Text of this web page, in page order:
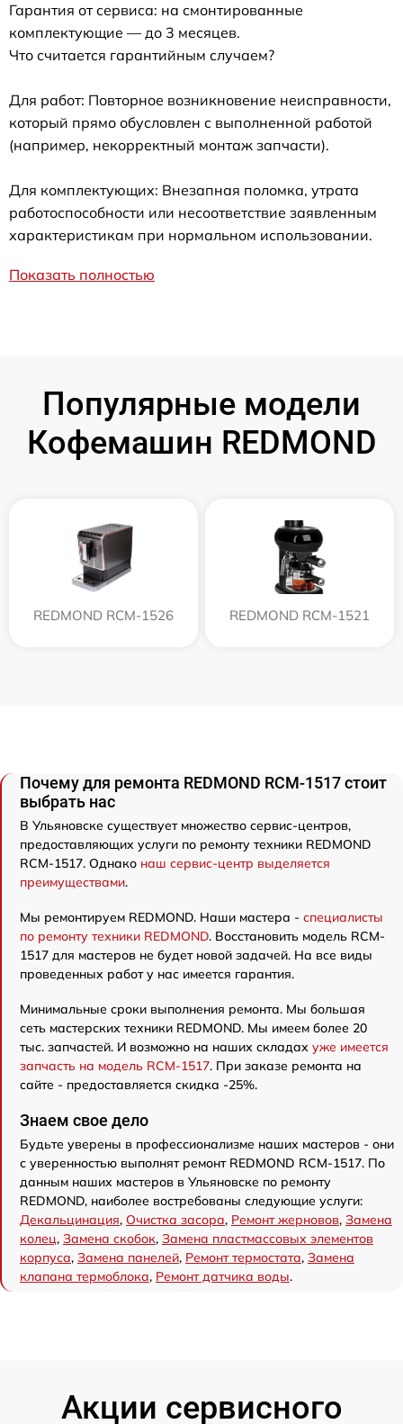
Гарантия от сервиса: на смонтированные
комплектующие — до 3 месяцев.
Что считается гарантийным случаем?
Для работ: Повторное возникновение неисправности,
который прямо обусловлен с выполненной работой
(например, некорректный монтаж запчасти).
Для комплектующих: Внезапная поломка, утрата
работоспособности или несоответствие заявленным
характеристикам при нормальном использовании.
Показать полностью
Популярные модели
Кофемашин REDMOND
REDMOND RCM-1526 REDMOND RCM-1521
Почему для ремонта REDMOND RCM-1517 стоит
выбрать нас
В Ульяновске существует множество сервис-центров,
предоставляющих услуги по ремонту техники REDMOND
RCM-1517. Однако наш сервис-центр выделяется
преимуществами.
Мы ремонтируем REDMOND. Наши мастера - специалисты
по ремонту техники REDMOND. Восстановить модель RCM-
1517 для мастеров не будет новой задачей. На все виды
проведенных работ у нас имеется гарантия.
Минимальные сроки выполнения ремонта. Мы большая
сеть мастерских техники REDMOND. Мы имеем более 20
тыс. запчастей. И возможно на наших складах уже имеется
запчасть на модель RCM-1517. При заказе ремонта на
сайте - предоставляется скидка -25%.
Знаем свое дело
Будьте уверены в профессионализме наших мастеров - они
с уверенностью выполнят ремонт REDMOND RCM-1517. По
данным наших мастеров в Ульяновске по ремонту
REDMOND, наиболее востребованы следующие услуги:
Декальцинация, Очистка засора, Ремонт жерновов, Замена
колец, Замена скобок, Замена пластмассовых элементов
корпуса, Замена панелей, Ремонт термостата, Замена
клапана термоблока, Ремонт датчика воды.
Акции сервисного